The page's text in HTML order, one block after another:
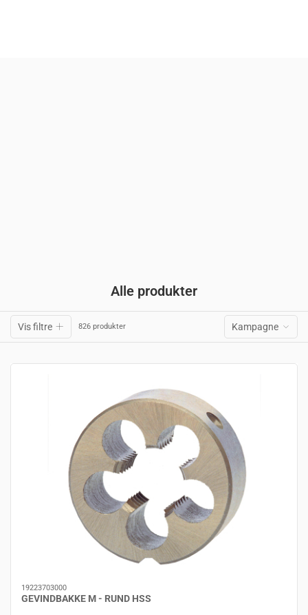
Alle produkter
Vis filtre 826 produkter Kampagne
19223703000
GEVINDBAKKE M - RUND HSS